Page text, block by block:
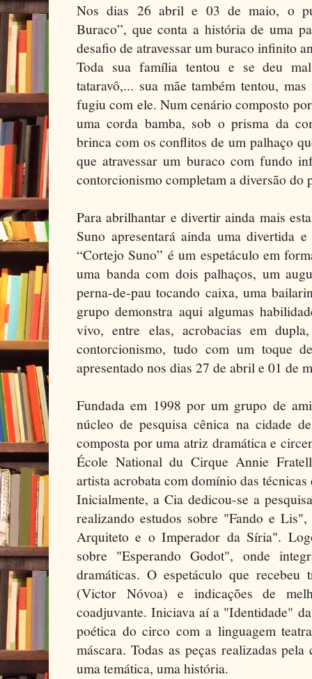
Nos dias 26 abril e 03 de maio, o
Buraco”, que conta a história de uma
desafio de atravessar um buraco infinito
Toda sua família tentou e se deu
tataravô,... sua mãe também tentou,
fugiu com ele. Num cenário composto
uma corda bamba, sob o prisma da
brinca com os conflitos de um palhaço
que atravessar um buraco com fundo
contorcionismo completam a diversão do
Para abrilhantar e divertir ainda mais
Suno apresentará ainda uma divertida
“Cortejo Suno” é um espetáculo em
uma banda com dois palhaços, um
perna-de-pau tocando caixa, uma
grupo demonstra aqui algumas
vivo, entre elas, acrobacias em
contorcionismo, tudo com um toque
apresentado nos dias 27 de abril e 01 de
Fundada em 1998 por um grupo de
núcleo de pesquisa cênica na cidade
composta por uma atriz dramática e
École National du Cirque Annie
artista acrobata com domínio das
Inicialmente, a Cia dedicou-se a
realizando estudos sobre "Fando e
Arquiteto e o Imperador da Síria".
sobre "Esperando Godot", onde
dramáticas. O espetáculo que
(Victor Nóvoa) e indicações de
coadjuvante. Iniciava aí a "Identidade"
poética do circo com a linguagem
máscara. Todas as peças realizadas
uma temática, uma história.